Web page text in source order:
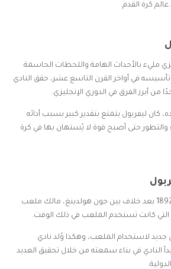
كرة القدم.
مليء بالأحداث الهامة واللحظات الحاسمة
في أواخر القرن التاسع عشر، حقق النادي
من أبرز الفرق في الدوري الإنجليزي.
كان ليفربول يتمتع بتقدير كبير بسبب أدائه
والتطور حتى أصبح قوة لا يُستهان بها في كرة
تأسس نادي ليفربول في 1892 بعد خلاف بين جون هولدينغ، مالك ملعب
التي كانت تستخدم الملعب في ذلك الوقت.
لاستخدام الملعب، وهكذا وُلد نادي
النادي في بناء سمعته من خلال تحقيق العديد